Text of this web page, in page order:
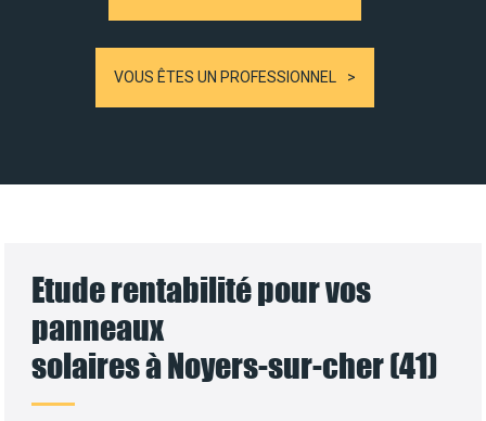
VOUS ÊTES UN PROFESSIONNEL
Etude rentabilité pour vos
panneaux
solaires à Noyers-sur-cher (41)